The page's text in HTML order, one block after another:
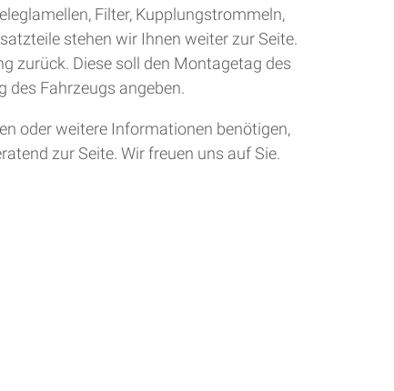
Filter, Kupplungstrommeln,
stehen wir Ihnen weiter zur Seite.
zurück. Diese soll den Montagetag des
des Fahrzeugs angeben.
oder weitere Informationen benötigen,
zur Seite. Wir freuen uns auf Sie.